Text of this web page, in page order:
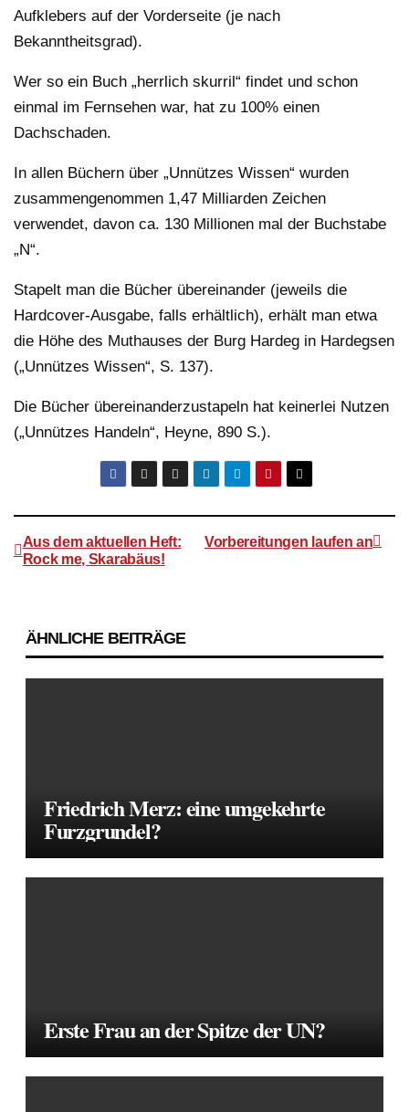
Aufklebers auf der Vorderseite (je nach
Bekanntheitsgrad).
Wer so ein Buch „herrlich skurril“ findet und schon
einmal im Fernsehen war, hat zu 100% einen
Dachschaden.
In allen Büchern über „Unnützes Wissen“ wurden
zusammengenommen 1,47 Milliarden Zeichen
verwendet, davon ca. 130 Millionen mal der Buchstabe
„N“.
Stapelt man die Bücher übereinander (jeweils die
Hardcover-Ausgabe, falls erhältlich), erhält man etwa
die Höhe des Muthauses der Burg Hardeg in Hardegsen
(„Unnützes Wissen“, S. 137).
Die Bücher übereinanderzustapeln hat keinerlei Nutzen
(„Unnützes Handeln“, Heyne, 890 S.).
Vorbereitungen laufen an
Aus dem aktuellen Heft:
Rock me, Skarabäus!
ÄHNLICHE BEITRÄGE
Friedrich Merz: eine umgekehrte
Furzgrundel?
Erste Frau an der Spitze der UN?